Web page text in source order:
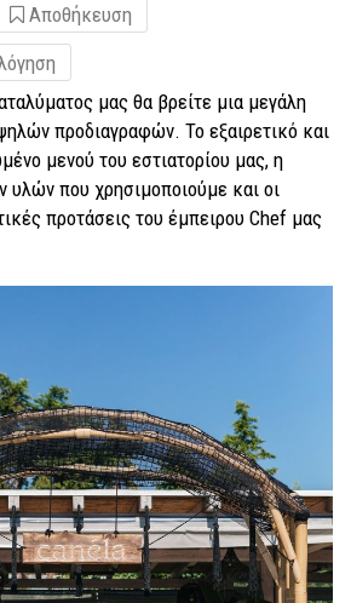
Αποθήκευση
μας θα βρείτε μια μεγάλη
προδιαγραφών. Το εξαιρετικό και
μενού του εστιατορίου μας, η
που χρησιμοποιούμε και οι
προτάσεις του έμπειρου Chef μας